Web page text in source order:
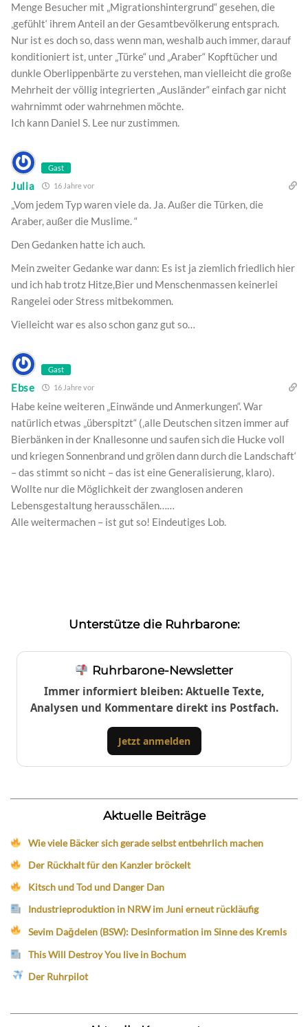
Menge Besucher mit „Migrationshintergrund“ gesehen, die
‚gefühlt‘ ihrem Anteil an der Gesamtbevölkerung entsprach.
Nur ist es doch so, dass wenn man, weshalb auch immer, darauf
konditioniert ist, unter „Türke“ und „Araber“ Kopftücher und
dunkle Oberlippenbärte zu verstehen, man vielleicht die große
Mehrheit der völlig integrierten „Ausländer“ einfach gar nicht
wahrnimmt oder wahrnehmen möchte.
Ich kann Daniel S. Lee nur zustimmen.
Gast
Julia 16 Jahre vor
„Vom jedem Typ waren viele da. Ja. Außer die Türken, die
Araber, außer die Muslime. “
Den Gedanken hatte ich auch.
Mein zweiter Gedanke war dann: Es ist ja ziemlich friedlich hier
und ich hab trotz Hitze,Bier und Menschenmassen keinerlei
Rangelei oder Stress mitbekommen.
Vielleicht war es also schon ganz gut so…
Gast
Ebse 16 Jahre vor
Habe keine weiteren „Einwände und Anmerkungen“. War
natürlich etwas „überspitzt“ (‚alle Deutschen sitzen immer auf
Bierbänken in der Knallesonne und saufen sich die Hucke voll
und kriegen Sonnenbrand und grölen dann durch die Landschaft‘
– das stimmt so nicht – das ist eine Generalisierung, klaro).
Wollte nur die Möglichkeit der zwanglosen anderen
Lebensgestaltung herausschälen……
Alle weitermachen – ist gut so! Eindeutiges Lob.
Unterstütze die Ruhrbarone:
Ruhrbarone-Newsletter
Immer informiert bleiben: Aktuelle Texte,
Analysen und Kommentare direkt ins Postfach.
Jetzt anmelden
Aktuelle Beiträge
Wie viele Bäcker sich gerade selbst entbehrlich machen
Der Rückhalt für den Kanzler bröckelt
Kitsch und Tod und Danger Dan
Industrieproduktion in NRW im Juni erneut rückläufig
Sevim Dağdelen (BSW): Desinformation im Sinne des Kremls
This Will Destroy You live in Bochum
Der Ruhrpilot